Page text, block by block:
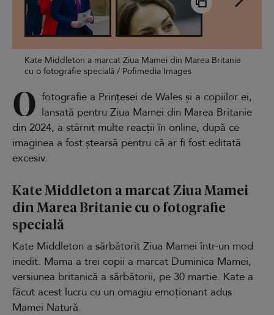
Kate Middleton a marcat Ziua Mamei din Marea Britanie
cu o fotografie specială / Pofimedia Images
O fotografie a Prințesei de Wales și a copiilor ei,
lansată pentru Ziua Mamei din Marea Britanie
din 2024, a stârnit multe reacții în online, după ce
imaginea a fost ștearsă pentru că ar fi fost editată
excesiv.
Kate Middleton a marcat Ziua Mamei
din Marea Britanie cu o fotografie
specială
Kate Middleton a sărbătorit Ziua Mamei într-un mod
inedit. Mama a trei copii a marcat Duminica Mamei,
versiunea britanică a sărbătorii, pe 30 martie. Kate a
făcut acest lucru cu un omagiu emoționant adus
Mamei Natură.